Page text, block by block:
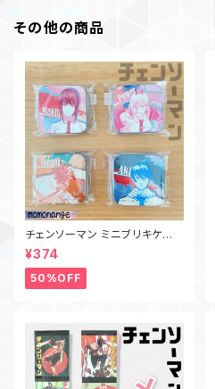
その他の商品
チェンソーマン ミニブリキケー
ス
¥374
50%OFF